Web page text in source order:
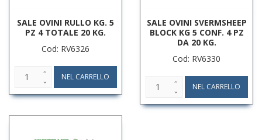
SALE OVINI RULLO KG. 5
PZ 4 TOTALE 20 KG.
Cod: RV6326
SALE OVINI SVERMSHEEP
BLOCK KG 5 CONF. 4 PZ
DA 20 KG.
Cod: RV6330